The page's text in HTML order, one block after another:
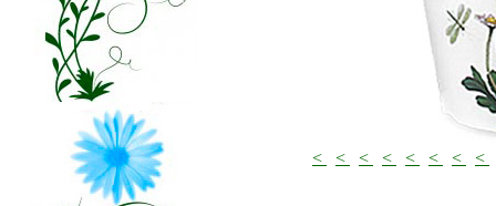
< < < < < < < <